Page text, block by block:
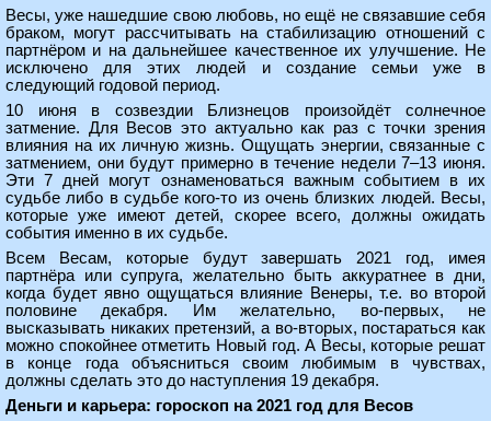
Весы, уже нашедшие свою любовь, но ещё не связавшие себя
браком, могут рассчитывать на стабилизацию отношений с
партнёром и на дальнейшее качественное их улучшение. Не
исключено для этих людей и создание семьи уже в
следующий годовой период.
10 июня в созвездии Близнецов произойдёт солнечное
затмение. Для Весов это актуально как раз с точки зрения
влияния на их личную жизнь. Ощущать энергии, связанные с
затмением, они будут примерно в течение недели 7–13 июня.
Эти 7 дней могут ознаменоваться важным событием в их
судьбе либо в судьбе кого-то из очень близких людей. Весы,
которые уже имеют детей, скорее всего, должны ожидать
события именно в их судьбе.
Всем Весам, которые будут завершать 2021 год, имея
партнёра или супруга, желательно быть аккуратнее в дни,
когда будет явно ощущаться влияние Венеры, т.е. во второй
половине декабря. Им желательно, во-первых, не
высказывать никаких претензий, а во-вторых, постараться как
можно спокойнее отметить Новый год. А Весы, которые решат
в конце года объясниться своим любимым в чувствах,
должны сделать это до наступления 19 декабря.
Деньги и карьера: гороскоп на 2021 год для Весов